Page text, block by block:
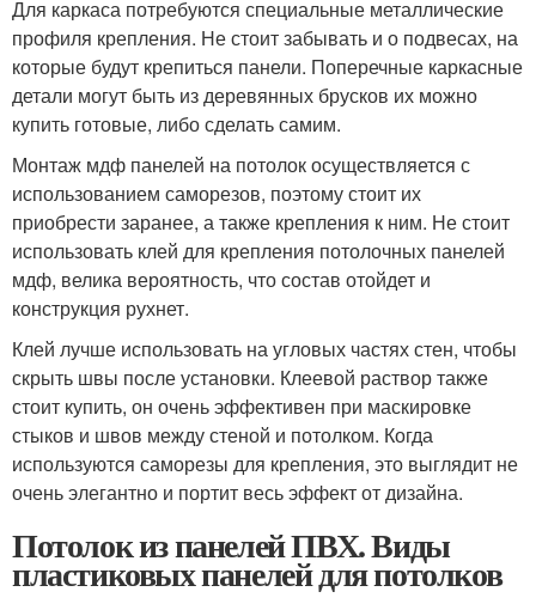
Для каркаса потребуются специальные металлические
профиля крепления. Не стоит забывать и о подвесах, на
которые будут крепиться панели. Поперечные каркасные
детали могут быть из деревянных брусков их можно
купить готовые, либо сделать самим.
Монтаж мдф панелей на потолок осуществляется с
использованием саморезов, поэтому стоит их
приобрести заранее, а также крепления к ним. Не стоит
использовать клей для крепления потолочных панелей
мдф, велика вероятность, что состав отойдет и
конструкция рухнет.
Клей лучше использовать на угловых частях стен, чтобы
скрыть швы после установки. Клеевой раствор также
стоит купить, он очень эффективен при маскировке
стыков и швов между стеной и потолком. Когда
используются саморезы для крепления, это выглядит не
очень элегантно и портит весь эффект от дизайна.
Потолок из панелей ПВХ. Виды
пластиковых панелей для потолков